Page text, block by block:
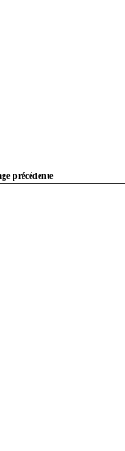
précédente